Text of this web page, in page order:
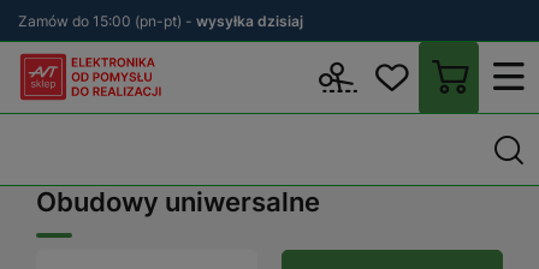
Zamów do 15:00 (pn-pt) - wysyłka dzisiaj
Obudowy
Obudowy uniwersalne